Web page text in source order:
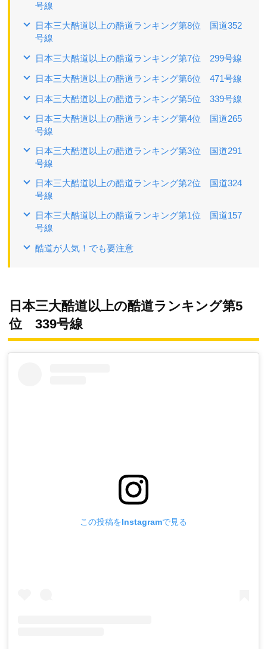
号線
日本三大酷道以上の酷道ランキング第8位 国道352
号線
日本三大酷道以上の酷道ランキング第7位 299号線
日本三大酷道以上の酷道ランキング第6位 471号線
日本三大酷道以上の酷道ランキング第5位 339号線
日本三大酷道以上の酷道ランキング第4位 国道265
号線
日本三大酷道以上の酷道ランキング第3位 国道291
号線
日本三大酷道以上の酷道ランキング第2位 国道324
号線
日本三大酷道以上の酷道ランキング第1位 国道157
号線
酷道が人気！でも要注意
日本三大酷道以上の酷道ランキング第5
位 339号線
この投稿をInstagramで見る